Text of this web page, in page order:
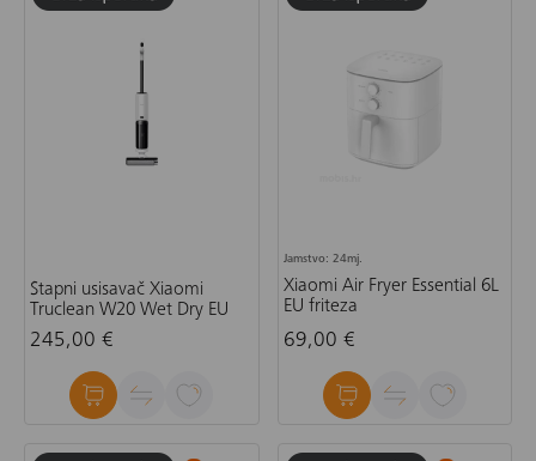
Štapni usisavač Xiaomi
Truclean W20 Wet Dry EU
245,00 €
Jamstvo: 24mj.
Xiaomi Air Fryer Essential 6L
EU friteza
69,00 €